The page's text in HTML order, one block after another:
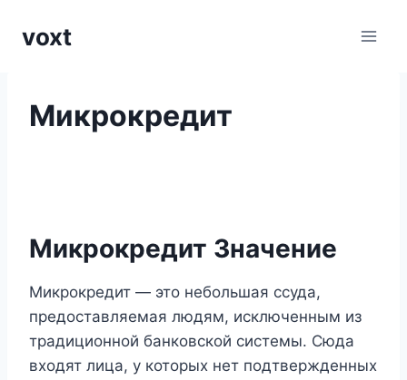
voxt
Микрокредит
Микрокредит Значение
Микрокредит — это небольшая ссуда,
предоставляемая людям, исключенным из
традиционной банковской системы. Сюда
входят лица, у которых нет подтвержденных